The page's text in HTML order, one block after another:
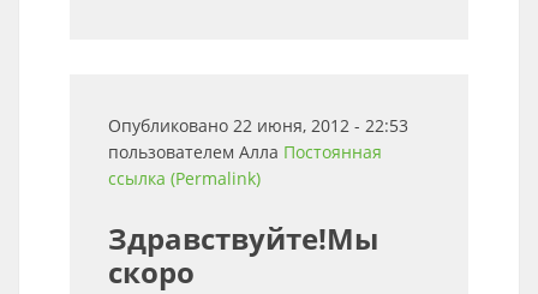
Опубликовано 22 июня, 2012 - 22:53
пользователем Алла Постоянная
ссылка (Permalink)
Здравствуйте!Мы
скоро